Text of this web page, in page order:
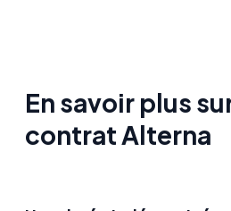
En savoir plus
contrat Alterna